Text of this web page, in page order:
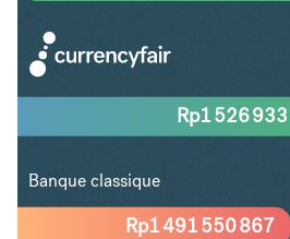
Rp1 491 550 867
Rp1 526
Banque classique